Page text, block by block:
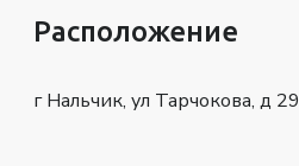
Расположение
г Нальчик, ул Тарчокова, д 29